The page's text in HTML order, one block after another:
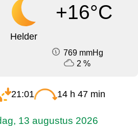
+16°C
Helder
769 mmHg
2 %
21:01 14 h 47 min
13 augustus 2026